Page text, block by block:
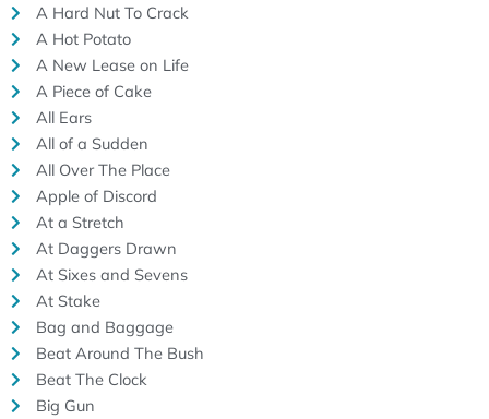
A Hard Nut To Crack
A Hot Potato
A New Lease on Life
A Piece of Cake
All Ears
All of a Sudden
All Over The Place
Apple of Discord
At a Stretch
At Daggers Drawn
At Sixes and Sevens
At Stake
Bag and Baggage
Beat Around The Bush
Beat The Clock
Big Gun